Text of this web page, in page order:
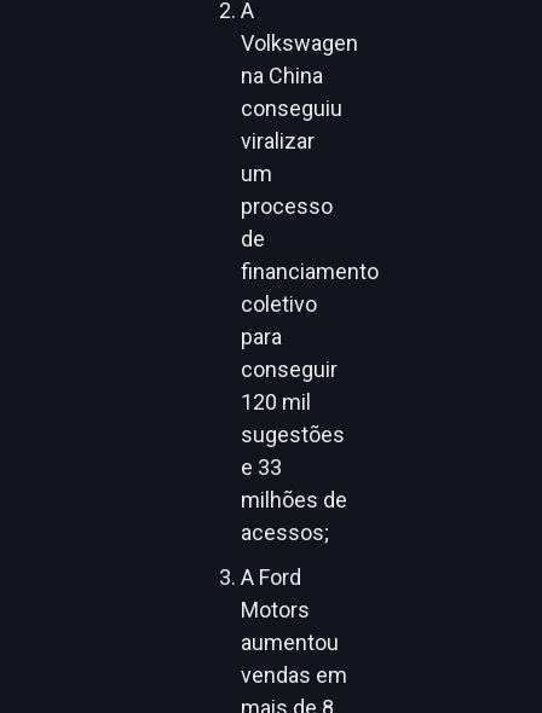
A
Volkswagen
na China
conseguiu
viralizar
um
processo
de
financiamento
coletivo
para
conseguir
120 mil
sugestões
e 33
milhões de
acessos;
A Ford
Motors
aumentou
vendas em
mais de 8